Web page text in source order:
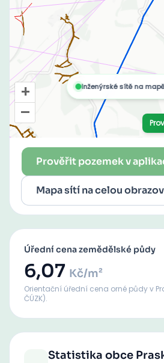
Prověřit pozemek v
Mapa sítí na celou
Úřední cena zemědělské půdy
6,07 Kč/m²
Orientační úřední cena orné půdyv
ČÚZK).
Statistika obce